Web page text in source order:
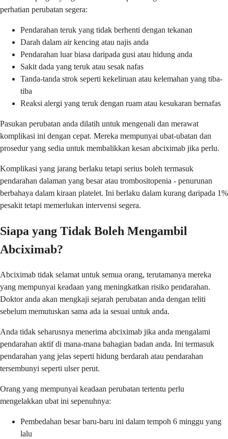
perhatian perubatan segera:
Pendarahan teruk yang tidak berhenti dengan tekanan
Darah dalam air kencing atau najis anda
Pendarahan luar biasa daripada gusi atau hidung anda
Sakit dada yang teruk atau sesak nafas
Tanda-tanda strok seperti kekeliruan atau kelemahan yang tiba-
tiba
Reaksi alergi yang teruk dengan ruam atau kesukaran bernafas
Pasukan perubatan anda dilatih untuk mengenali dan merawat
komplikasi ini dengan cepat. Mereka mempunyai ubat-ubatan dan
prosedur yang sedia untuk membalikkan kesan abciximab jika perlu.
Komplikasi yang jarang berlaku tetapi serius boleh termasuk
pendarahan dalaman yang besar atau trombositopenia - penurunan
berbahaya dalam kiraan platelet. Ini berlaku dalam kurang daripada 1%
pesakit tetapi memerlukan intervensi segera.
Siapa yang Tidak Boleh Mengambil
Abciximab?
Abciximab tidak selamat untuk semua orang, terutamanya mereka
yang mempunyai keadaan yang meningkatkan risiko pendarahan.
Doktor anda akan mengkaji sejarah perubatan anda dengan teliti
sebelum memutuskan sama ada ia sesuai untuk anda.
Anda tidak seharusnya menerima abciximab jika anda mengalami
pendarahan aktif di mana-mana bahagian badan anda. Ini termasuk
pendarahan yang jelas seperti hidung berdarah atau pendarahan
tersembunyi seperti ulser perut.
Orang yang mempunyai keadaan perubatan tertentu perlu
mengelakkan ubat ini sepenuhnya:
Pembedahan besar baru-baru ini dalam tempoh 6 minggu yang
lalu